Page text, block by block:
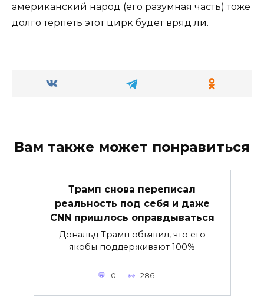
американский народ (его разумная часть) тоже
долго терпеть этот цирк будет вряд ли.
Вам также может понравиться
Трамп снова переписал
реальность под себя и даже
CNN пришлось оправдываться
Дональд Трамп объявил, что его
якобы поддерживают 100%
0 286